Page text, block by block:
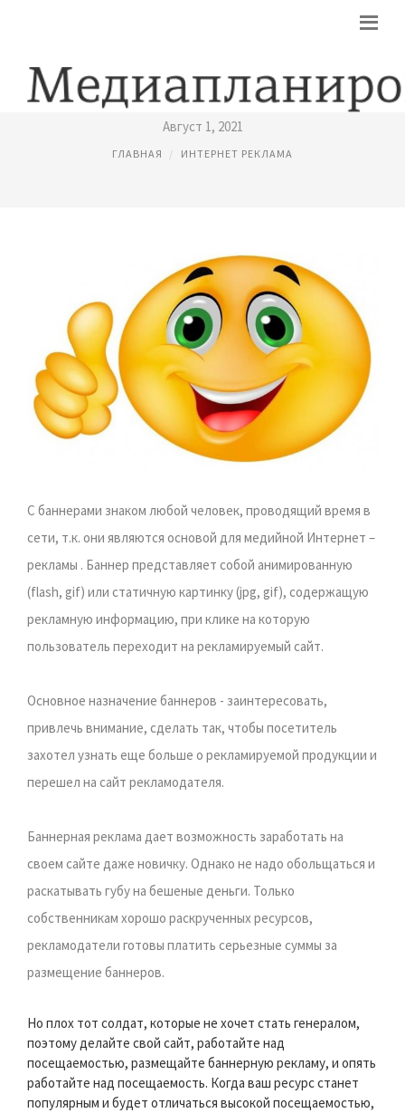
ЗАРАБОТОК В ИНТЕРНЕТЕ РЕКЛАМА
Август 1, 2021
ГЛАВНАЯ ИНТЕРНЕТ РЕКЛАМА
С баннерами знаком любой человек, проводящий время в
сети, т.к. они являются основой для медийной Интернет –
рекламы . Баннер представляет собой анимированную
(flash, gif) или статичную картинку (jpg, gif), содержащую
рекламную информацию, при клике на которую
пользователь переходит на рекламируемый сайт.
Основное назначение баннеров - заинтересовать,
привлечь внимание, сделать так, чтобы посетитель
захотел узнать еще больше о рекламируемой продукции и
перешел на сайт рекламодателя.
Баннерная реклама дает возможность заработать на
своем сайте даже новичку. Однако не надо обольщаться и
раскатывать губу на бешеные деньги. Только
собственникам хорошо раскрученных ресурсов,
рекламодатели готовы платить серьезные суммы за
размещение баннеров.
Но плох тот солдат, которые не хочет стать генералом,
поэтому делайте свой сайт, работайте над
посещаемостью, размещайте баннерную рекламу, и опять
работайте над посещаемость. Когда ваш ресурс станет
популярным и будет отличаться высокой посещаемостью,